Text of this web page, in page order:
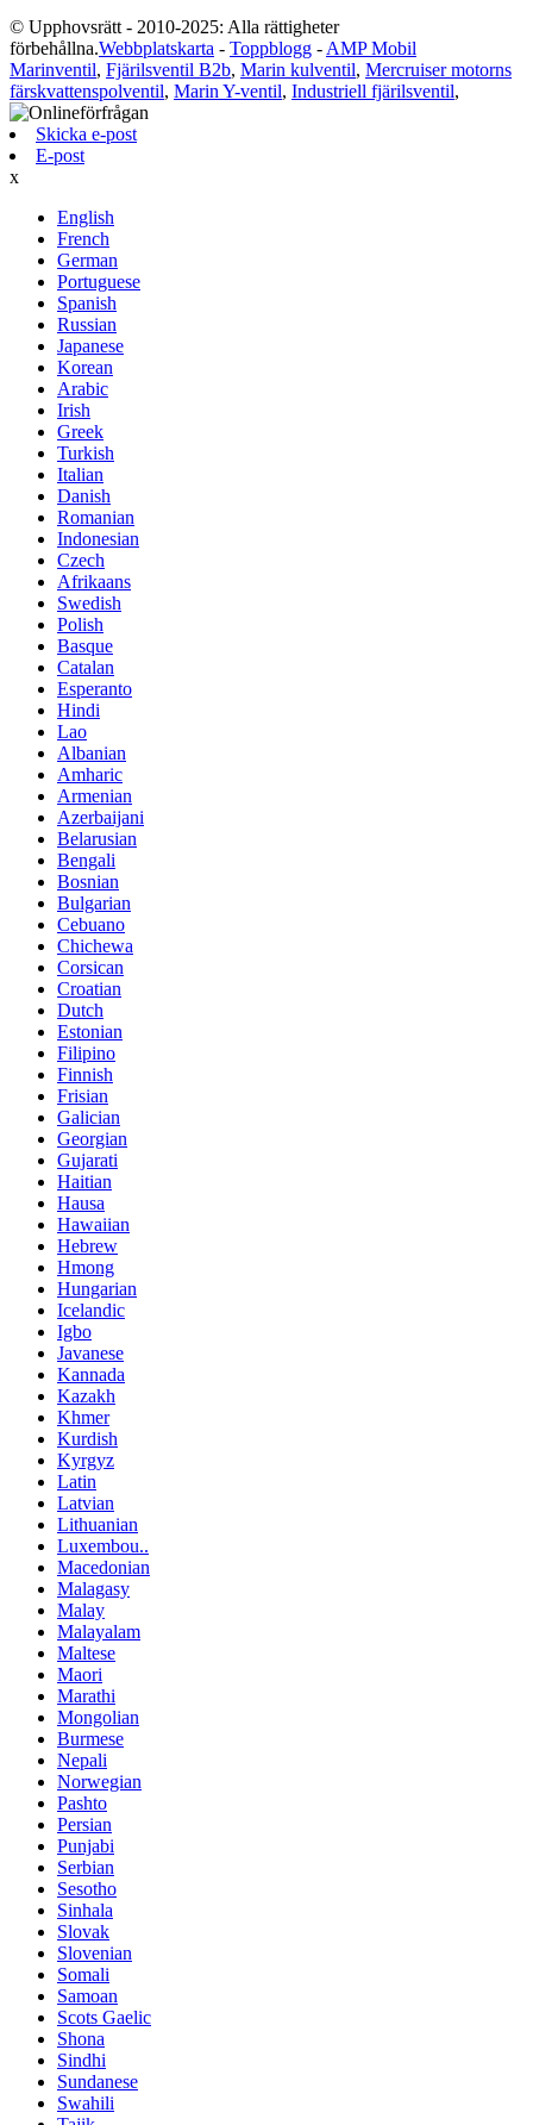
© Upphovsrätt - 2010-2025: Alla rättigheter
förbehållna.Webbplatskarta - Toppblogg - AMP Mobil
Marinventil, Fjärilsventil B2b, Marin kulventil, Mercruiser motorns
färskvattenspolventil, Marin Y-ventil, Industriell fjärilsventil,
Skicka e-post
E-post
x
English
French
German
Portuguese
Spanish
Russian
Japanese
Korean
Arabic
Irish
Greek
Turkish
Italian
Danish
Romanian
Indonesian
Czech
Afrikaans
Swedish
Polish
Basque
Catalan
Esperanto
Hindi
Lao
Albanian
Amharic
Armenian
Azerbaijani
Belarusian
Bengali
Bosnian
Bulgarian
Cebuano
Chichewa
Corsican
Croatian
Dutch
Estonian
Filipino
Finnish
Frisian
Galician
Georgian
Gujarati
Haitian
Hausa
Hawaiian
Hebrew
Hmong
Hungarian
Icelandic
Igbo
Javanese
Kannada
Kazakh
Khmer
Kurdish
Kyrgyz
Latin
Latvian
Lithuanian
Luxembou..
Macedonian
Malagasy
Malay
Malayalam
Maltese
Maori
Marathi
Mongolian
Burmese
Nepali
Norwegian
Pashto
Persian
Punjabi
Serbian
Sesotho
Sinhala
Slovak
Slovenian
Somali
Samoan
Scots Gaelic
Shona
Sindhi
Sundanese
Swahili